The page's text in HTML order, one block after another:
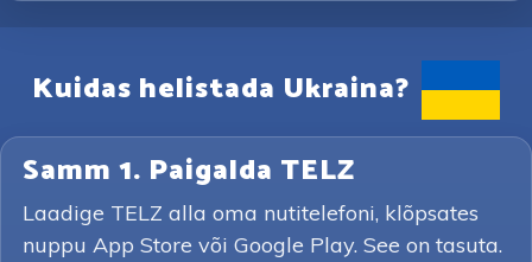
Kuidas helistada Ukraina?
Samm 1. Paigalda TELZ
Laadige TELZ alla oma nutitelefoni, klõpsates
nuppu App Store või Google Play. See on tasuta.